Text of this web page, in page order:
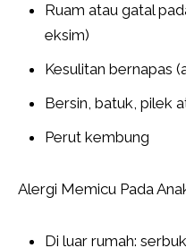
Ruam atau gatal
eksim)
Kesulitan bernapas
Bersin, batuk, pilek
Perut kembung
Alergi Memicu Pada
Di luar rumah: